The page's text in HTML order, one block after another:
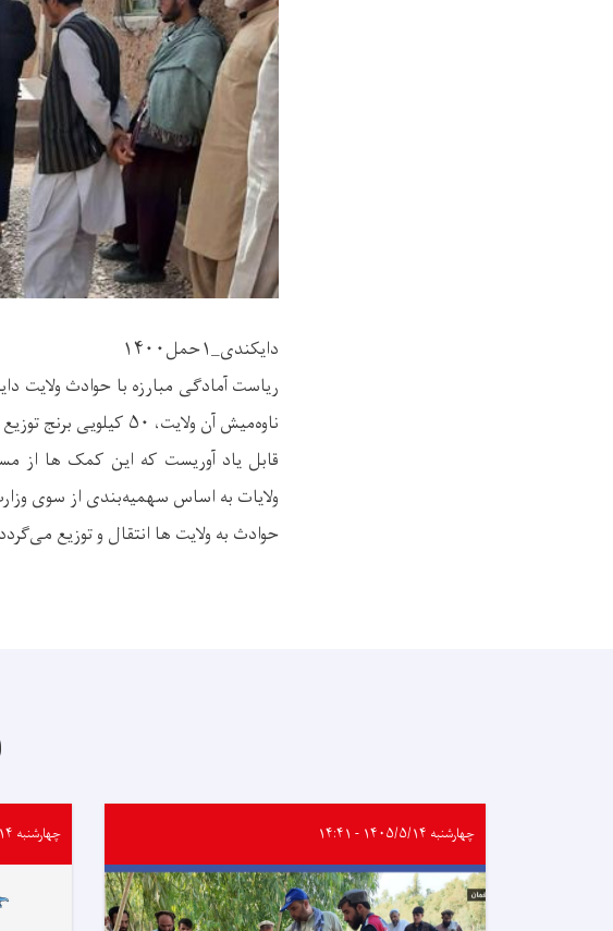
دایکندی_۱حمل۱۴۰۰
ریاست آمادگی مبارزه با حوادث ولایت
ناوه‌میش آن ولایت، ۵۰ کیلویی برنج توزیع نمود.
قابل یاد آوریست که این کمک ها
ولایات به اساس سهمیه‌بندی از سوی
حوادث به ولایت ها انتقال و توزیع
چهارشنبه ۱۴۰۵/۵/۱۴ - ۱۴:۴۱ چهارشنبه ۱۴۰۵/۵/۱۴ - ۱۴:۳۷